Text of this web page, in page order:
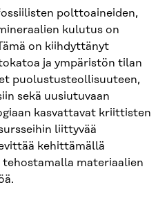
polttoaineiden,
kulutus on
on kiihdyttänyt
ja ympäristön tilan
puolustusteollisuuteen,
sekä uusiutuvaan
kasvattavat kriittisten
liittyvää
kehittämällä
tehostamalla materiaalien